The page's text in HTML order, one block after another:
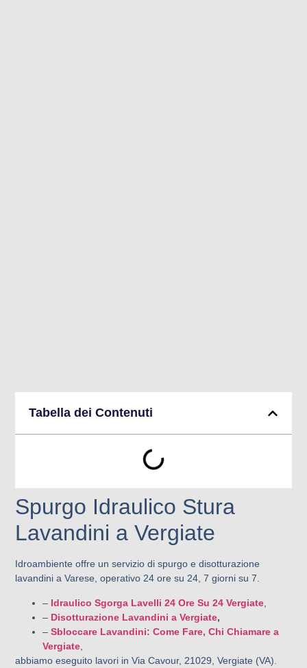
Tabella dei Contenuti
Spurgo Idraulico Stura
Lavandini a Vergiate
Idroambiente offre un servizio di spurgo e disotturazione
lavandini a Varese, operativo 24 ore su 24, 7 giorni su 7.
– Idraulico Sgorga Lavelli 24 Ore Su 24Vergiate
– Disotturazione Lavandini a Vergiate,
–Sbloccare Lavandini: Come Fare, Chi Chiamare a
Vergiate
abbiamo eseguito lavori in Via Cavour, 21029, Vergiate (VA).